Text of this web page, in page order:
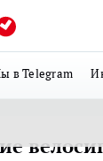
в Telegram